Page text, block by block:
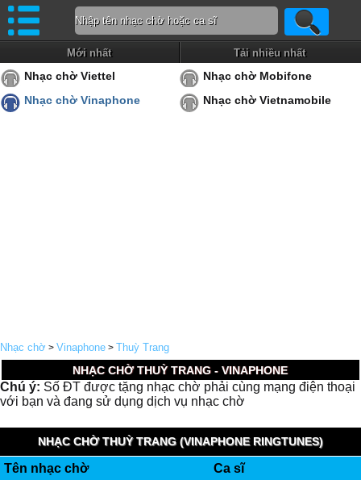
Mới nhất Tải nhiều nhất
Nhạc chờ Viettel
Nhạc chờ Mobifone
Nhạc chờ Vinaphone
Nhạc chờ Vietnamobile
Nhạc chờ > Vinaphone > Thuỳ Trang
NHẠC CHỜ THUỲ TRANG - VINAPHONE
Chú ý: Số ĐT được tặng nhạc chờ phải cùng mạng điện thoại
với bạn và đang sử dụng dịch vụ nhạc chờ
NHẠC CHỜ THUỲ TRANG (VINAPHONE RINGTUNES)
Tên nhạc chờ
Ca sĩ